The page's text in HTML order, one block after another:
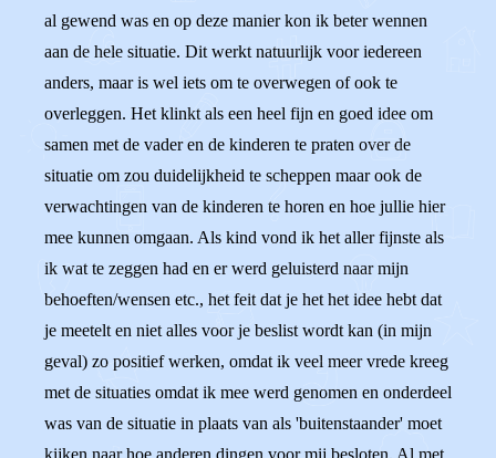
al gewend was en op deze manier kon ik beter wennen
aan de hele situatie. Dit werkt natuurlijk voor iedereen
anders, maar is wel iets om te overwegen of ook te
overleggen. Het klinkt als een heel fijn en goed idee om
samen met de vader en de kinderen te praten over de
situatie om zou duidelijkheid te scheppen maar ook de
verwachtingen van de kinderen te horen en hoe jullie hier
mee kunnen omgaan. Als kind vond ik het aller fijnste als
ik wat te zeggen had en er werd geluisterd naar mijn
behoeften/wensen etc., het feit dat je het het idee hebt dat
je meetelt en niet alles voor je beslist wordt kan (in mijn
geval) zo positief werken, omdat ik veel meer vrede kreeg
met de situaties omdat ik mee werd genomen en onderdeel
was van de situatie in plaats van als 'buitenstaander' moet
kijken naar hoe anderen dingen voor mij besloten. Al met